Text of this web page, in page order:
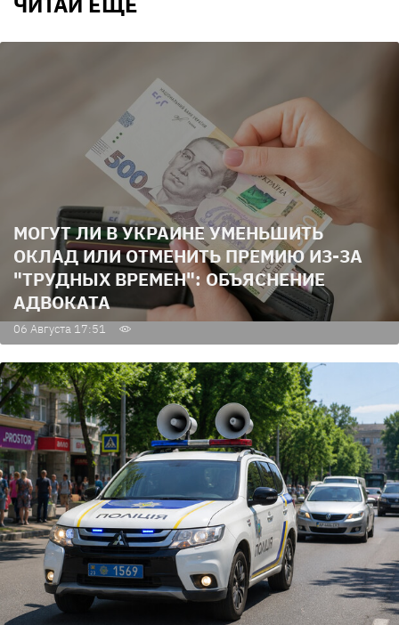
МОГУТ ЛИ В УКРАИНЕ УМЕНЬШИТЬ
ОКЛАД ИЛИ ОТМЕНИТЬ ПРЕМИЮ ИЗ-ЗА
"ТРУДНЫХ ВРЕМЕН": ОБЪЯСНЕНИЕ
АДВОКАТА
06 Августа 17:51